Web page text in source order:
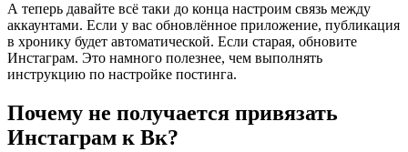
А теперь давайте всё таки до конца настроим связь между
аккаунтами. Если у вас обновлённое приложение, публикация
в хронику будет автоматической. Если старая, обновите
Инстаграм. Это намного полезнее, чем выполнять
инструкцию по настройке постинга.
Почему не получается привязать
Инстаграм к Вк?